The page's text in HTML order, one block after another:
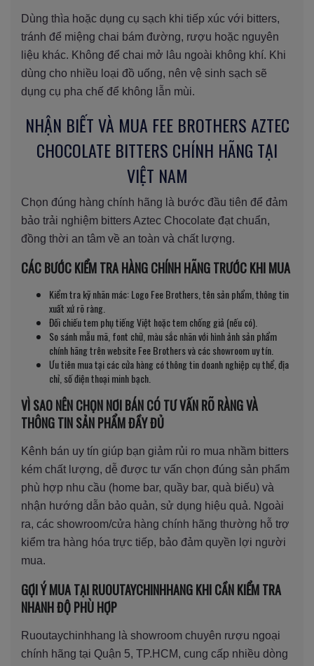
Dùng thìa hoặc dụng cụ sạch khi tiếp xúc với bitters,
tránh để miệng chai bám đường, rượu hoặc nguyên
liệu khác. Không để chai mở lâu ngoài không khí. Khi
dùng cho nhiều loại đồ uống, nên vệ sinh sạch sẽ
dụng cụ pha chế để không lẫn mùi.
NHẬN BIẾT VÀ MUA FEE BROTHERS AZTEC
CHOCOLATE BITTERS CHÍNH HÃNG TẠI
VIỆT NAM
Chọn đúng hàng chính hãng là bước đầu tiên để đảm
bảo trải nghiệm bitters Aztec Chocolate đạt chuẩn,
đồng thời an tâm về an toàn và chất lượng.
CÁC BƯỚC KIỂM TRA HÀNG CHÍNH HÃNG TRƯỚC KHI MUA
Kiểm tra kỹ nhãn mác: Logo Fee Brothers, tên sản phẩm, thông tin
xuất xứ rõ ràng.
Đối chiếu tem phụ tiếng Việt hoặc tem chống giả (nếu có).
So sánh mẫu mã, font chữ, màu sắc nhãn với hình ảnh sản phẩm
chính hãng trên website Fee Brothers và các showroom uy tín.
Ưu tiên mua tại các cửa hàng có thông tin doanh nghiệp cụ thể, địa
chỉ, số điện thoại minh bạch.
VÌ SAO NÊN CHỌN NƠI BÁN CÓ TƯ VẤN RÕ RÀNG VÀ
THÔNG TIN SẢN PHẨM ĐẦY ĐỦ
Kênh bán uy tín giúp bạn giảm rủi ro mua nhầm bitters
kém chất lượng, dễ được tư vấn chọn đúng sản phẩm
phù hợp nhu cầu (home bar, quầy bar, quà biếu) và
nhận hướng dẫn bảo quản, sử dụng hiệu quả. Ngoài
ra, các showroom/cửa hàng chính hãng thường hỗ trợ
kiểm tra hàng hóa trực tiếp, bảo đảm quyền lợi người
mua.
GỢI Ý MUA TẠI RUOUTAYCHINHHANG KHI CẦN KIỂM TRA
NHANH ĐỘ PHÙ HỢP
Ruoutaychinhhang là showroom chuyên rượu ngoại
chính hãng tại Quận 5, TP.HCM, cung cấp nhiều dòng